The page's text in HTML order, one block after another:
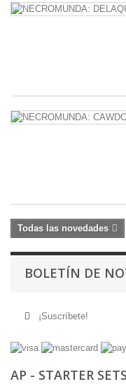
Todas las novedades
BOLETÍN DE
¡Suscríbete!
AP - STARTER SETS